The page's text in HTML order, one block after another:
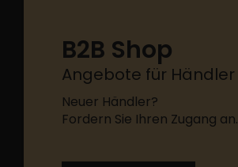
B2B Shop
Angebote für Händler
Neuer Händler?
Fordern Sie Ihren Zugang an.